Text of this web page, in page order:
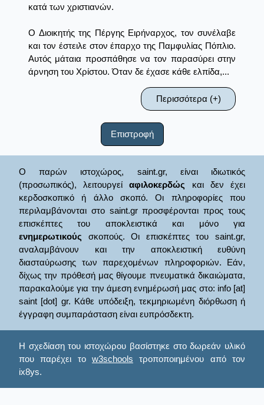
κατά των χριστιανών.
Ο Διοικητής της Πέργης Ειρήναρχος, τον συνέλαβε
και τον έστειλε στον έπαρχο της Παμφυλίας Πόπλιο.
Αυτός μάταια προσπάθησε να τον παρασύρει στην
άρνηση του Χρίστου. Όταν δε έχασε κάθε ελπίδα,...
Περισσότερα (+)
Επιστροφή
Ο παρών ιστοχώρος, saint.gr, είναι ιδιωτικός
(προσωπικός), λειτουργείαφιλοκερδώς και δεν έχει
κερδοσκοπικό ή άλλο σκοπό. Οι πληροφορίες που
περιλαμβάνονται στο saint.gr προσφέρονται προς τους
επισκέπτες του αποκλειστικά και μόνο για
ενημερωτικούς σκοπούς. Οι επισκέπτες του saint.gr,
αναλαμβάνουν και την αποκλειστική ευθύνη
διασταύρωσης των παρεχομένων πληροφοριών. Εάν,
δίχως την πρόθεσή μας θίγουμε πνευματικά δικαιώματα,
παρακαλούμε για την άμεση ενημέρωσή μας στο: info [at]
saint [dot] gr. Κάθε υπόδειξη, τεκμηριωμένη διόρθωση ή
έγγραφη συμπαράσταση είναι ευπρόσδεκτη.
Η σχεδίαση του ιστοχώρου βασίστηκε στο δωρεάν υλικό
που παρέχει το w3schools τροποποιημένου από τον
ix8ys.